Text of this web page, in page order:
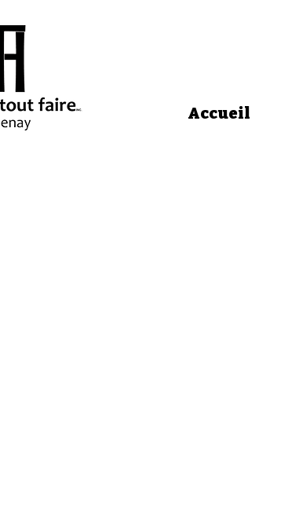
Accueil